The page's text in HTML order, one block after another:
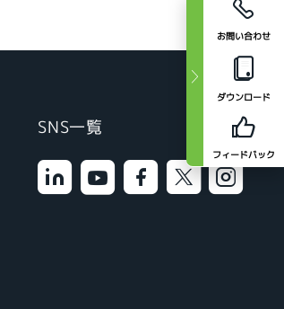
お問い合わせ
ダウンロード
フィードバック
SNS一覧